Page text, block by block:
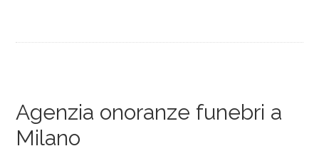
Agenzia onoranze funebri a
Milano